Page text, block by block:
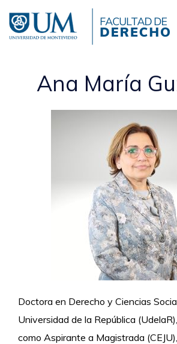
contenido
principal
Ana María
Doctora en Derecho y Ciencias
Universidad de la República
como Aspirante a Magistrada